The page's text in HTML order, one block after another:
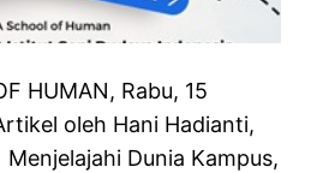
HUMAN, Rabu, 15
oleh Hani Hadianti,
Dunia Kampus,